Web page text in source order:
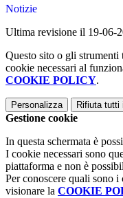
Notizie
Ultima revisione il 19-06-
Questo sito o gli
cookie necessari al
COOKIE POLICY.
Personalizza Rifiuta tutti
Gestione cookie
In questa schermata è
I cookie necessari sono
piattaforma e non è
Per conoscere quali sono
visionare la COOKIE